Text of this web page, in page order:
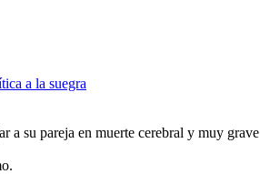
a la suegra
a su pareja en muerte cerebral y muy